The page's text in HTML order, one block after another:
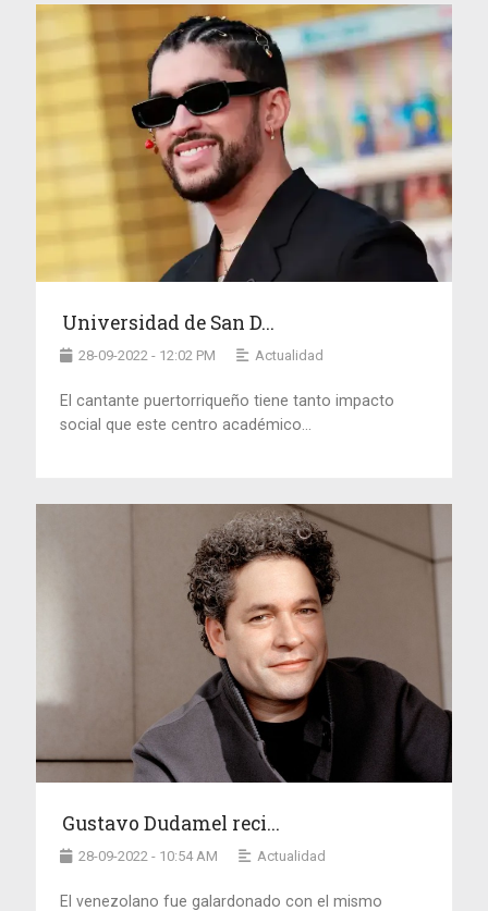
Universidad de San D...
28-09-2022 - 12:02 PM Actualidad
El cantante puertorriqueño tiene tanto impacto
social que este centro académico...
Gustavo Dudamel reci...
28-09-2022 - 10:54 AM Actualidad
El venezolano fue galardonado con el mismo